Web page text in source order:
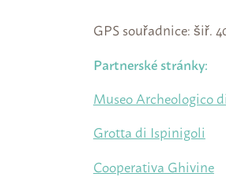
GPS souřadnice: šiř.
Partnerské stránky:
Museo Archeologico
Grotta di Ispinigoli
Cooperativa Ghivine